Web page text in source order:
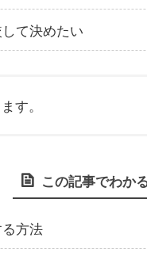
て決めたい
す。
この記事でわか
方法